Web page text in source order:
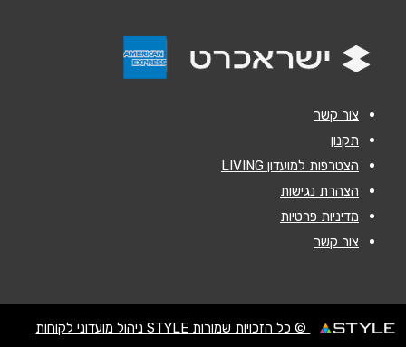
צור קשר
תקנון
הצטרפות למועדון LIVING
הצהרת נגישות
מדיניות פרטיות
צור קשר
© כל הזכויות שמורות STYLE ניהול מועדוני לקוחות